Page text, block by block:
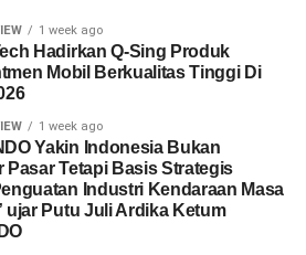
1 week ago
Hadirkan Q-Sing Produk
Mobil Berkualitas Tinggi Di
1 week ago
Yakin Indonesia Bukan
Pasar Tetapi Basis Strategis
Industri Kendaraan Masa
ujar Putu Juli Ardika Ketum